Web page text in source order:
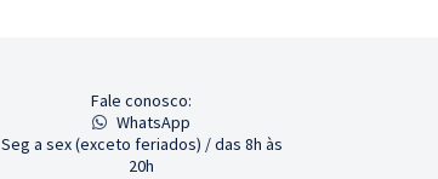
Fale conosco:
WhatsApp
Seg a sex (exceto feriados) / das 8h às
20h